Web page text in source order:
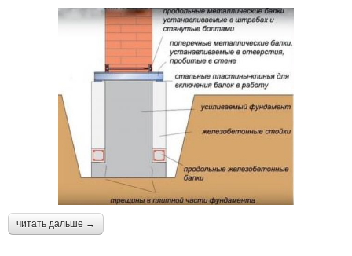
читать дальше →